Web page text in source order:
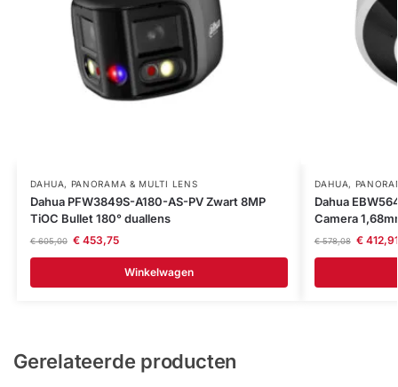
DAHUA, PANORAMA & MULTI LENS
Dahua PFW3849S-A180-AS-PV Zwart 8MP
TiOC Bullet 180° duallens
€605,00 €453,75
Winkelwagen
DAHUA,
Dahua
Camera
€578,08 €412,91
Gerelateerde producten